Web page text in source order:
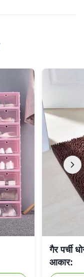
गैर पर्ची
आकार: